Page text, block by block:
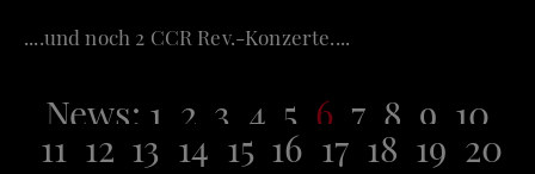
....und noch 2 CCR Rev.-Konzerte....
News: 1 2 3 4 5 6 7 8 9 10
11 12 13 14 15 16 17 18 19 20